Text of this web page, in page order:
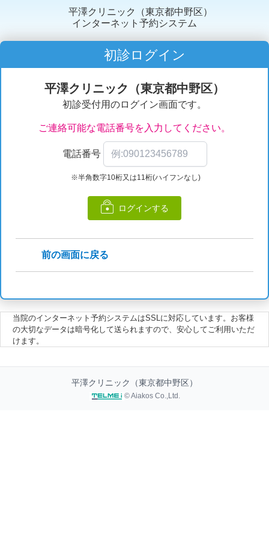
平澤クリニック（東京都中野区）
インターネット予約システム
初診ログイン
平澤クリニック（東京都中野区）
初診受付用のログイン画面です。
ご連絡可能な電話番号を入力してください。
電話番号
※半角数字10桁又は11桁(ハイフンなし)
ログインする
前の画面に戻る
当院のインターネット予約システムはSSLに対応しています。お客様
の大切なデータは暗号化して送られますので、安心してご利用いただ
けます。
平澤クリニック（東京都中野区）
© Aiakos Co.,Ltd.